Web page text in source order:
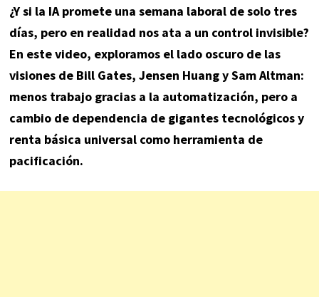
¿Y si la IA promete una semana laboral de solo tres
días, pero en realidad nos ata a un control invisible?
En este video, exploramos el lado oscuro de las
visiones de Bill Gates, Jensen Huang y Sam Altman:
menos trabajo gracias a la automatización, pero a
cambio de dependencia de gigantes tecnológicos y
renta básica universal como herramienta de
pacificación.